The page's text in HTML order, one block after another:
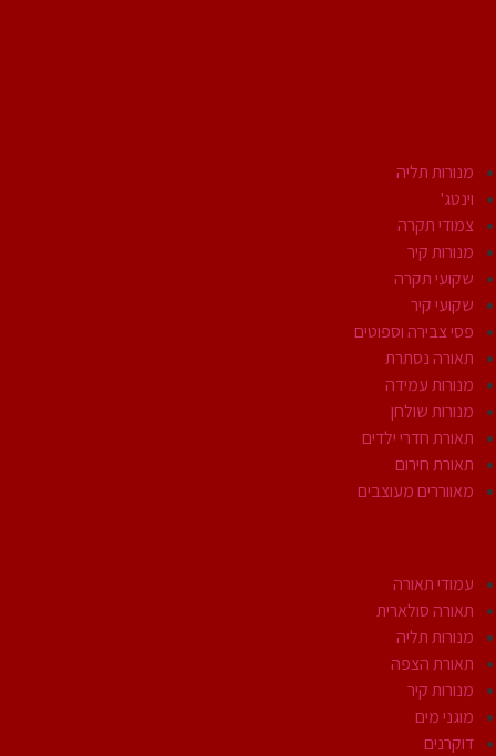
מנורות תליה
וינטג'
צמודי תקרה
מנורות קיר
שקועי תקרה
שקועי קיר
פסי צבירה וספוטים
תאורה נסתרת
מנורות עמידה
מנורות שולחן
תאורת חדרי ילדים
תאורת חירום
מאווררים מעוצבים
עמודי תאורה
תאורה סולארית
מנורות תליה
תאורת הצפה
מנורות קיר
מוגני מים
דוקרנים